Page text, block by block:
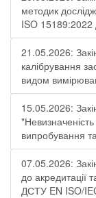
методик
ISO 15189:2022
21.05.2026:
калібрування
видом
15.05.2026:
випробування
07.05.2026:
до акредитації
ДСТУ EN ISO/